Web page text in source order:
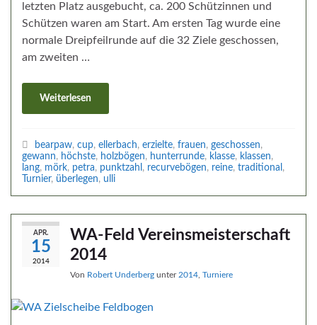
letzten Platz ausgebucht, ca. 200 Schützinnen und
Schützen waren am Start. Am ersten Tag wurde eine
normale Dreipfeilrunde auf die 32 Ziele geschossen,
am zweiten …
Weiterlesen
bearpaw, cup, ellerbach, erzielte, frauen, geschossen,
gewann, höchste, holzbögen, hunterrunde, klasse, klassen,
lang, mörk, petra, punktzahl , recurvebögen, reine, traditional ,
Turnier, überlegen, ulli
APR.
15
2014
WA-Feld Vereinsmeisterschaft
2014
Von Robert Underberg unter2014, Turniere